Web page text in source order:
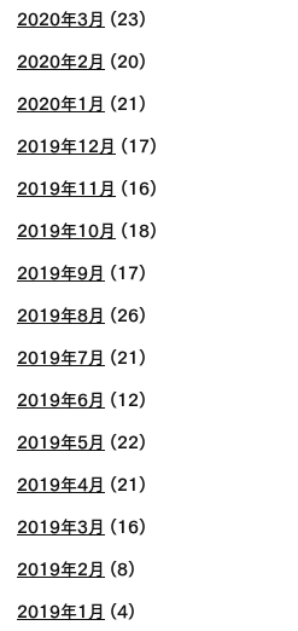
2020年3月 (23)
2020年2月 (20)
2020年1月 (21)
2019年12月 (17)
2019年11月 (16)
2019年10月 (18)
2019年9月 (17)
2019年8月 (26)
2019年7月 (21)
2019年6月 (12)
2019年5月 (22)
2019年4月 (21)
2019年3月 (16)
2019年2月 (8)
2019年1月 (4)